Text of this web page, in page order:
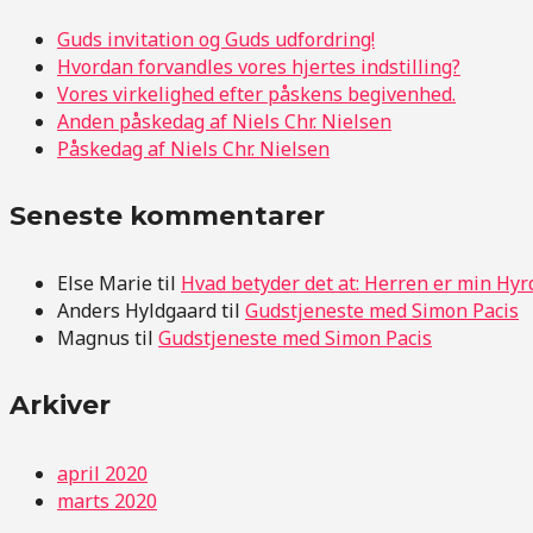
Guds invitation og Guds udfordring!
Hvordan forvandles vores hjertes indstilling?
Vores virkelighed efter påskens begivenhed.
Anden påskedag af Niels Chr. Nielsen
Påskedag af Niels Chr. Nielsen
Seneste kommentarer
Else Marietil Hvad betyder det at: Herren er min
Anders Hyldgaardtil Gudstjeneste med Simon Pacis
Magnus til Gudstjeneste med Simon Pacis
Arkiver
april 2020
marts 2020